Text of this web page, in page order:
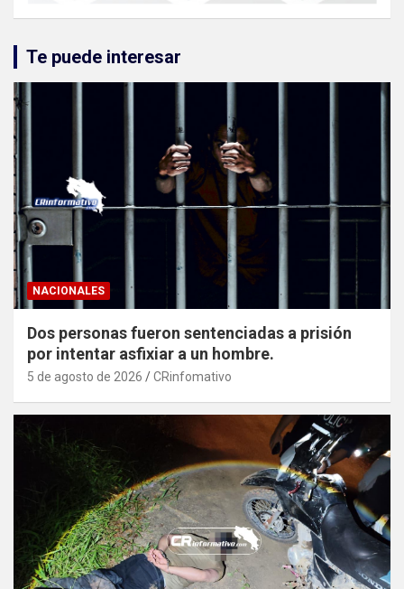
Te puede interesar
NACIONALES
Dos personas fueron sentenciadas a prisión
por intentar asfixiar a un hombre.
5 de agosto de 2026 CRinfomativo